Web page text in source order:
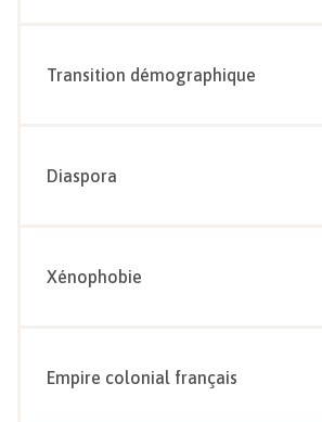
Transition démographique
Diaspora
Xénophobie
Empire colonial français